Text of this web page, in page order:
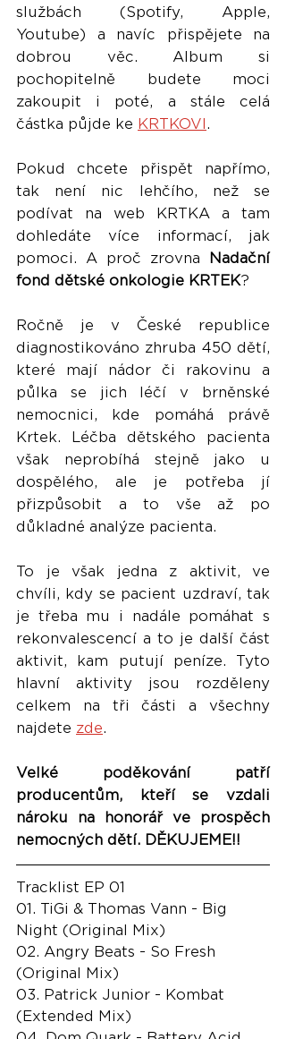
službách (Spotify, Apple,
Youtube) a navíc přispějete na
dobrou věc. Album si
pochopitelně budete moci
zakoupit i poté, a stále celá
částka půjde ke KRTKOVI .
Pokud chcete přispět napřímo,
tak není nic lehčího, než se
podívat na web KRTKA a tam
dohledáte více informací, jak
pomoci. A proč zrovna
Nadační
fond dětské onkologie KRTEK?
Ročně je v České republice
diagnostikováno zhruba 450 dětí,
které mají nádor či rakovinu a
půlka se jich léčí v brněnské
nemocnici, kde pomáhá právě
Krtek. Léčba dětského pacienta
však neprobíhá stejně jako u
dospělého, ale je potřeba jí
přizpůsobit a to vše až po
důkladné analýze pacienta.
To je však jedna z aktivit, ve
chvíli, kdy se pacient uzdraví, tak
je třeba mu i nadále pomáhat s
rekonvalescencí a to je další část
aktivit, kam putují peníze. Tyto
hlavní aktivity jsou rozděleny
celkem na tři části a všechny
najdete zde.
Velké poděkování patří
producentům, kteří se vzdali
nároku na honorář ve prospěch
nemocných dětí. DĚKUJEME!!
Tracklist EP 01
01. TiGi & Thomas Vann - Big
Night (Original Mix)
02. Angry Beats - So Fresh
(Original Mix)
03. Patrick Junior - Kombat
(Extended Mix)